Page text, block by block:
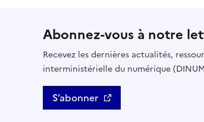
Abonnez-vous à notre
Recevez les dernières actualités,
interministérielle du numérique
S’abonner